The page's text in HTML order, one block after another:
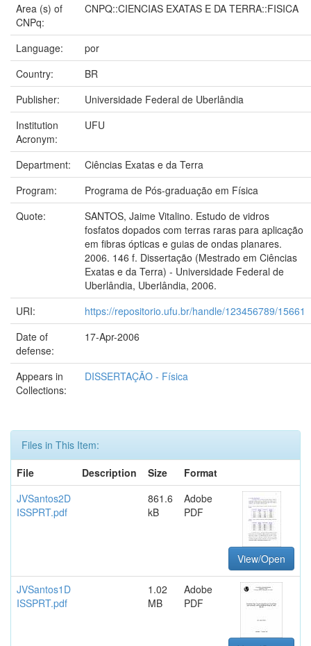
Area (s) of
CNPq:
CNPQ::CIENCIAS EXATAS E DA TERRA::FISICA
Language:
por
Country:
BR
Publisher:
Universidade Federal de Uberlândia
Institution
Acronym:
UFU
Department:
Ciências Exatas e da Terra
Program:
Programa de Pós-graduação em Física
Quote:
SANTOS, Jaime Vitalino. Estudo de vidros
fosfatos dopados com terras raras para aplicação
em fibras ópticas e guias de ondas planares.
2006. 146 f. Dissertação (Mestrado em Ciências
Exatas e da Terra) - Universidade Federal de
Uberlândia, Uberlândia, 2006.
URI:
https://repositorio.ufu.br/handle/123456789/15661
Date of
defense:
17-Apr-2006
Appears in
Collections:
DISSERTAÇÃO - Física
Files in This Item:
File
Description Size
Format
JVSantos2D
ISSPRT.pdf
861.6
kB
Adobe
PDF
View/Open
JVSantos1D
ISSPRT.pdf
1.02
MB
Adobe
PDF